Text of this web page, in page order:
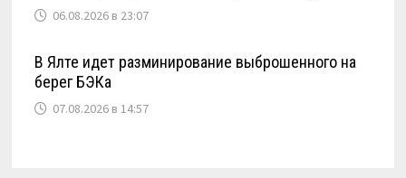
06.08.2026 в 23:07
В Ялте идет разминирование выброшенного на
берег БЭКа
07.08.2026 в 14:57